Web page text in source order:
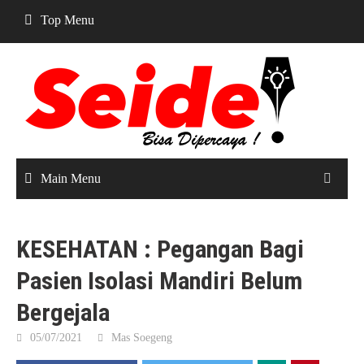
content
Top Menu
Main Menu
KESEHATAN : Pegangan Bagi
Pasien Isolasi Mandiri Belum
Bergejala
05/07/2021 Mas Soegeng